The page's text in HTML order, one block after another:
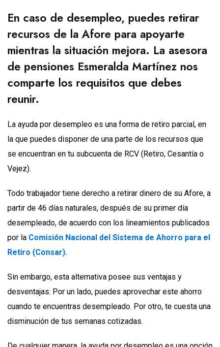
En caso de desempleo, puedes retirar
recursos de la Afore para apoyarte
mientras la situación mejora. La asesora
de pensiones Esmeralda Martínez nos
comparte los requisitos que debes
reunir.
La ayuda por desempleo es una forma de retiro parcial, en
la que puedes disponer de una parte de los recursos que
se encuentran en tu subcuenta de RCV (Retiro, Cesantía o
Vejez).
Todo trabajador tiene derecho a retirar dinero de su Afore, a
partir de 46 días naturales, después de su primer día
desempleado, de acuerdo con los lineamientos publicados
por la Comisión Nacional del Sistema de Ahorro para el
Retiro (Consar).
Sin embargo, esta alternativa posee sus ventajas y
desventajas. Por un lado, puedes aprovechar este ahorro
cuando te encuentras desempleado. Por otro, te cuesta una
disminución de tus semanas cotizadas.